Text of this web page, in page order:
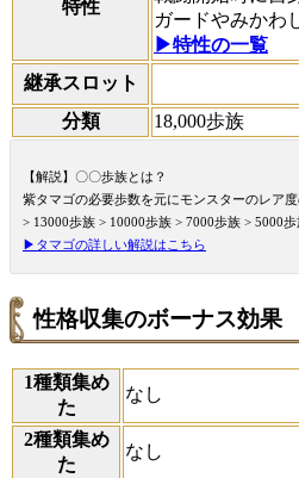
特性
ガードやみかわ
▶特性の一覧
継承スロット
分類
18,000歩族
【解説】〇〇歩族とは？
紫タマゴの必要歩数を元にモンスターのレア
> 13000歩族 > 10000歩族 > 7000歩族 > 5000歩
▶タマゴの詳しい解説はこちら
性格収集のボーナス効果
1種類集め
た
なし
2種類集め
た
なし